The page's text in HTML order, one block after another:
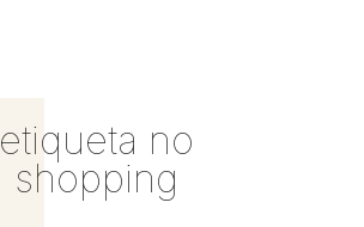
etiqueta no
shopping